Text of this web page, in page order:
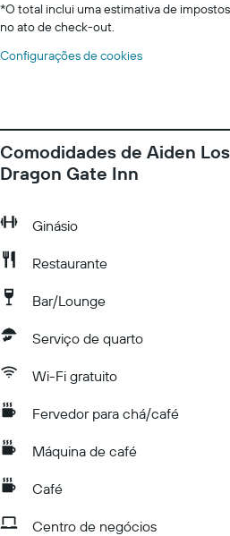
*O total inclui uma estimativa de
no ato de check-out.
Configurações de cookies
Comodidades de Aiden
Dragon Gate Inn
Ginásio
Restaurante
Bar/Lounge
Serviço de quarto
Wi-Fi gratuito
Fervedor para chá/café
Máquina de café
Café
Centro de negócios